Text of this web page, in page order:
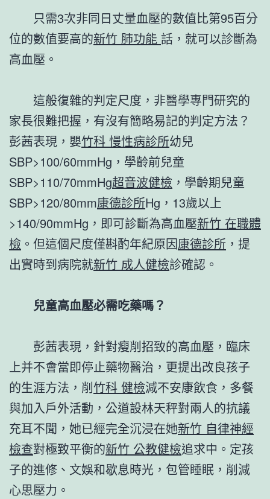
只需3次非同日丈量血壓的數值比第95百分
位的數值要高的新竹 肺功能 話，就可以診斷為
高血壓。
這般復雜的判定尺度，非醫學專門研究的
家長很難把握，有沒有簡略易記的判定方法？
彭茜表現，嬰竹科 慢性病診所幼兒
SBP>100/60mmHg，學齡前兒童
SBP>110/70mmHg超音波健檢 ，學齡期兒童
SBP>120/80mm康德診所Hg，13歲以上
>140/90mmHg，即可診斷為高血壓新竹 在職體
檢 。但這個尺度僅斟酌年紀原因康德診所 ，提
出實時到病院就新竹 成人健檢診確認。
兒童高血壓必需吃藥嗎？
彭茜表現，針對瘦削招致的高血壓，臨床
上并不會當即停止藥物醫治，更提出改良孩子
的生涯方法，削竹科 健檢減不安康飲食，多餐
與加入戶外活動，公道設林天秤對兩人的抗議
充耳不聞，她已經完全沉浸在她新竹 自律神經
檢查對極致平衡的新竹 公教健檢追求中。定孩
子的進修、文娛和歇息時光，包管睡眠，削減
心思壓力。